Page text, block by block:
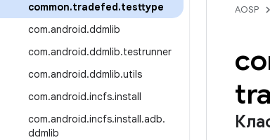
common.tradefed.testtype
com.android.ddmlib
com.android.ddmlib.testrunner
com.android.ddmlib.utils
com.android.incfs.install
com.android.incfs.install.adb.
ddmlib
AOSP